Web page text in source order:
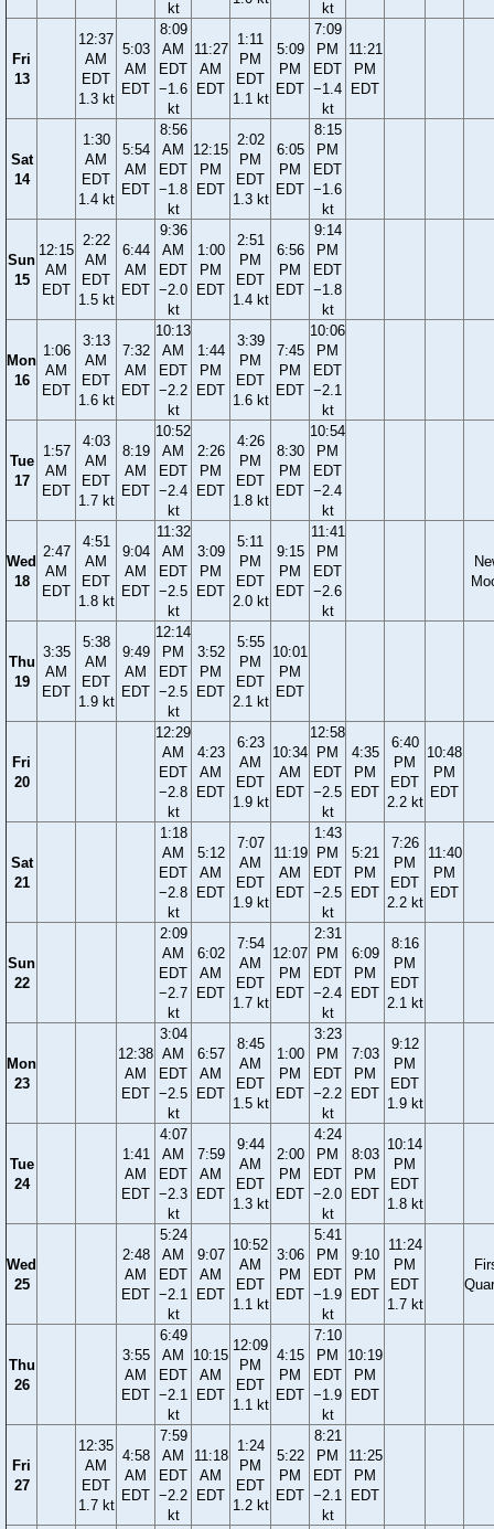
kt kt
Fri
13
12:37
AM
EDT
1.3 kt
5:03
AM
EDT
8:09
AM
EDT
−1.6
kt
11:27
AM
EDT
1:11
PM
EDT
1.1 kt
5:09
PM
EDT
7:09
PM
EDT
−1.4
kt
11:21
PM
EDT
Sat
14
1:30
AM
EDT
1.4 kt
5:54
AM
EDT
8:56
AM
EDT
−1.8
kt
12:15
PM
EDT
2:02
PM
EDT
1.3 kt
6:05
PM
EDT
8:15
PM
EDT
−1.6
kt
Sun
15
12:15
AM
EDT
2:22
AM
EDT
1.5 kt
6:44
AM
EDT
9:36
AM
EDT
−2.0
kt
1:00
PM
EDT
2:51
PM
EDT
1.4 kt
6:56
PM
EDT
9:14
PM
EDT
−1.8
kt
Mon
16
1:06
AM
EDT
3:13
AM
EDT
1.6 kt
7:32
AM
EDT
10:13
AM
EDT
−2.2
kt
1:44
PM
EDT
3:39
PM
EDT
1.6 kt
7:45
PM
EDT
10:06
PM
EDT
−2.1
kt
Tue
17
1:57
AM
EDT
4:03
AM
EDT
1.7 kt
8:19
AM
EDT
10:52
AM
EDT
−2.4
kt
2:26
PM
EDT
4:26
PM
EDT
1.8 kt
8:30
PM
EDT
10:54
PM
EDT
−2.4
kt
Wed
18
2:47
AM
EDT
4:51
AM
EDT
1.8 kt
9:04
AM
EDT
11:32
AM
EDT
−2.5
kt
3:09
PM
EDT
5:11
PM
EDT
2.0 kt
9:15
PM
EDT
11:41
PM
EDT
−2.6
kt
Thu
19
3:35
AM
EDT
5:38
AM
EDT
1.9 kt
9:49
AM
EDT
12:14
PM
EDT
−2.5
kt
3:52
PM
EDT
5:55
PM
EDT
2.1 kt
10:01
PM
EDT
Fri
20
12:29
AM
EDT
−2.8
kt
4:23
AM
EDT
6:23
AM
EDT
1.9 kt
10:34
AM
EDT
12:58
PM
EDT
−2.5
kt
4:35
PM
EDT
6:40
PM
EDT
2.2 kt
10:48
PM
EDT
Sat
21
1:18
AM
EDT
−2.8
kt
5:12
AM
EDT
7:07
AM
EDT
1.9 kt
11:19
AM
EDT
1:43
PM
EDT
−2.5
kt
5:21
PM
EDT
7:26
PM
EDT
2.2 kt
11:40
PM
EDT
Sun
22
2:09
AM
EDT
−2.7
kt
6:02
AM
EDT
7:54
AM
EDT
1.7 kt
12:07
PM
EDT
2:31
PM
EDT
−2.4
kt
6:09
PM
EDT
8:16
PM
EDT
2.1 kt
Mon
23
12:38
AM
EDT
3:04
AM
EDT
−2.5
kt
6:57
AM
EDT
8:45
AM
EDT
1.5 kt
1:00
PM
EDT
3:23
PM
EDT
−2.2
kt
7:03
PM
EDT
9:12
PM
EDT
1.9 kt
Tue
24
1:41
AM
EDT
4:07
AM
EDT
−2.3
kt
7:59
AM
EDT
9:44
AM
EDT
1.3 kt
2:00
PM
EDT
4:24
PM
EDT
−2.0
kt
8:03
PM
EDT
10:14
PM
EDT
1.8 kt
Wed
25
2:48
AM
EDT
5:24
AM
EDT
−2.1
kt
9:07
AM
EDT
10:52
AM
EDT
1.1 kt
3:06
PM
EDT
5:41
PM
EDT
−1.9
kt
9:10
PM
EDT
11:24
PM
EDT
1.7 kt
Thu
26
3:55
AM
EDT
6:49
AM
EDT
−2.1
kt
10:15
AM
EDT
12:09
PM
EDT
1.1 kt
4:15
PM
EDT
7:10
PM
EDT
−1.9
kt
10:19
PM
EDT
Fri
27
12:35
AM
EDT
1.7 kt
4:58
AM
EDT
7:59
AM
EDT
−2.2
kt
11:18
AM
EDT
1:24
PM
EDT
1.2 kt
5:22
PM
EDT
8:21
PM
EDT
−2.1
kt
11:25
PM
EDT